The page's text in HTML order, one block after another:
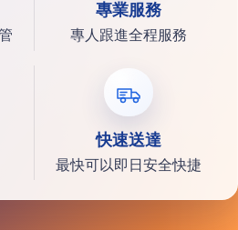
專業服務
專人跟進全程服務
快速送達
最快可以即日安全快捷